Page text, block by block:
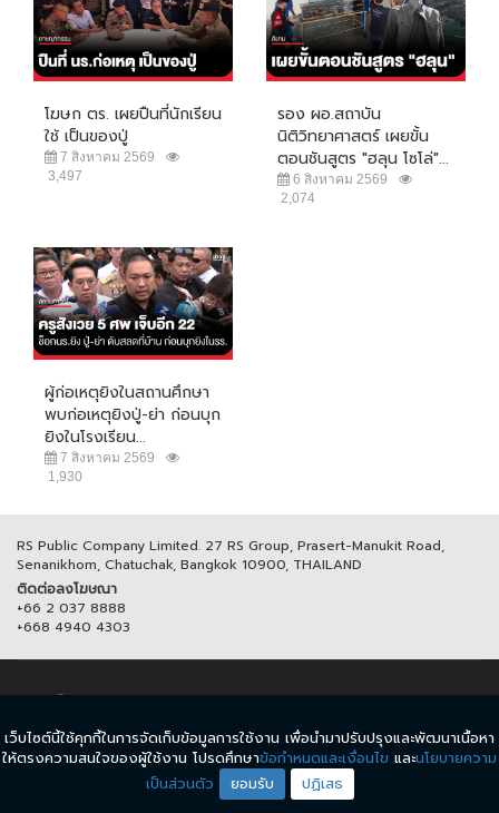
โฆษก ตร. เผยปืนที่นักเรียน
ใช้ เป็นของปู่
7 สิงหาคม 2569
3,497
รอง ผอ.สถาบัน
นิติวิทยาศาสตร์ เผยขั้น
ตอนชันสูตร "ฮลุน โซโล่"...
6 สิงหาคม 2569
2,074
ผู้ก่อเหตุยิงในสถานศึกษา
พบก่อเหตุยิงปู่-ย่า ก่อนบุก
ยิงในโรงเรียน...
7 สิงหาคม 2569
1,930
RS Public Company Limited. 27 RS Group, Prasert-Manukit Road,
Senanikhom, Chatuchak, Bangkok 10900, THAILAND
ติดต่อลงโฆษณา
+66 2 037 8888
+668 4940 4303
© COPYRIGHT 2017 THAICH8.COM, ALL RIGHT RESERVED.
ข้อกำหนดและเงื่อนไข นโยบายความเป็นส่วนตัว
เว็บไซต์นี้ใช้คุกกี้ในการจัดเก็บข้อมูลการใช้งาน เพื่อนำมาปรับปรุงและพัฒนาเนื้อหา
ให้ตรงความสนใจของผู้ใช้งาน โปรดศึกษาข้อกำหนดและเงื่อนไข และนโยบายความ
เป็นส่วนตัว
ยอมรับ ปฏิเสธ